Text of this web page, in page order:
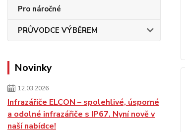
Pro náročné
PRŮVODCE VÝBĚREM
Novinky
12.03.2026
Infrazářiče ELCON – spolehlivé, úsporné
a odolné infrazářiče s IP67. Nyní nově v
naší nabídce!